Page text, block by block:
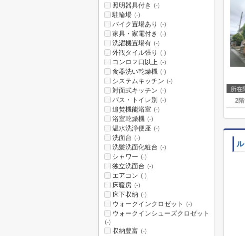
所在
2階
照明器具付き (-)
駐輪場 (-)
バイク置場あり (-)
家具・家電付き (-)
洗濯機置場有 (-)
外観タイル張り (-)
コンロ２口以上 (-)
食器洗い乾燥機 (-)
システムキッチン (-)
対面式キッチン (-)
バス・トイレ別 (-)
追焚機能浴室 (-)
浴室乾燥機 (-)
温水洗浄便座 (-)
洗面台 (-)
洗髪洗面化粧台 (-)
シャワー (-)
独立洗面台 (-)
エアコン (-)
床暖房 (-)
床下収納 (-)
ウォークインクロゼット (-)
ウォークインシューズクロゼット
(-)
収納豊富 (-)